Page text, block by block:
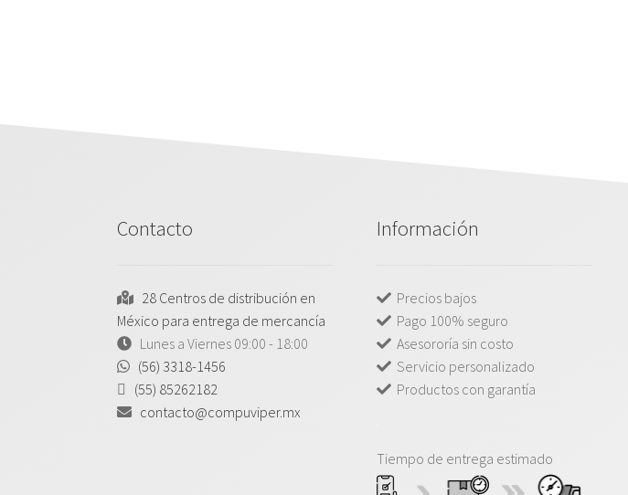
Contacto
28 Centros de distribución en
México para entrega de mercancía
Lunes a Viernes 09:00 - 18:00
(56) 3318-1456
(55) 85262182
contacto@compuviper.mx
Información
Precios bajos
Pago 100% seguro
Asesororía sin costo
Servicio personalizado
Productos con garantía
Tiempo de entrega estimado